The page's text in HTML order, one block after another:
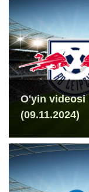
O'yin videosi
(09.11.2024)